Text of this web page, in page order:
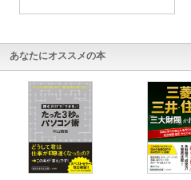
あなたにオススメの本